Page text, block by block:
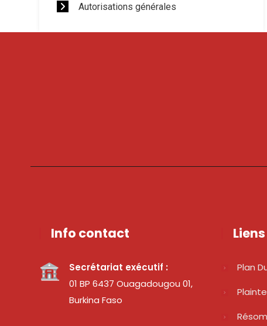
Autorisations générales
Info contact
Secrétariat exécutif :
01 BP 6437 Ouagadougou 01,
Burkina Faso
Plan